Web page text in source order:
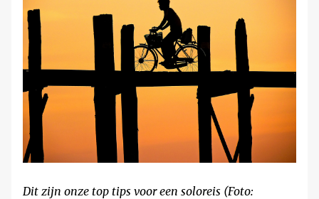
Dit zijn onze top tips voor een soloreis (Foto: